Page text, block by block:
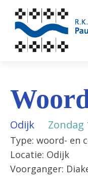
Odijk Zondag
Type: woord- en
Locatie: Odijk
Voorganger: